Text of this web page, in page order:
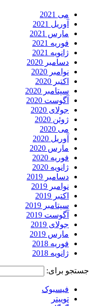
می 2021
آوریل 2021
مارس 2021
فوریه 2021
ژانویه 2021
دسامبر 2020
نوامبر 2020
اکتبر 2020
سپتامبر 2020
آگوست 2020
جولای 2020
ژوئن 2020
می 2020
آوریل 2020
مارس 2020
فوریه 2020
ژانویه 2020
دسامبر 2019
نوامبر 2019
اکتبر 2019
سپتامبر 2019
آگوست 2019
جولای 2019
مارس 2019
فوریه 2018
ژانویه 2018
جستجو برای:
فیسبوک
توییتر